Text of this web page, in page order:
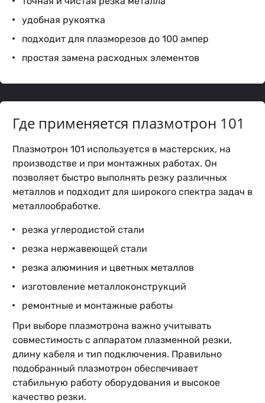
удобная рукоятка
подходит для плазморезов до 100 ампер
простая замена расходных элементов
Где применяется плазмотрон 101
Плазмотрон 101 используется в мастерских, на
производстве и при монтажных работах. Он
позволяет быстро выполнять резку различных
металлов и подходит для широкого спектра задач в
металлообработке.
резка углеродистой стали
резка нержавеющей стали
резка алюминия и цветных металлов
изготовление металлоконструкций
ремонтные и монтажные работы
При выборе плазмотрона важно учитывать
совместимость с аппаратом плазменной резки,
длину кабеля и тип подключения. Правильно
подобранный плазмотрон обеспечивает
стабильную работу оборудования и высокое
качество резки.